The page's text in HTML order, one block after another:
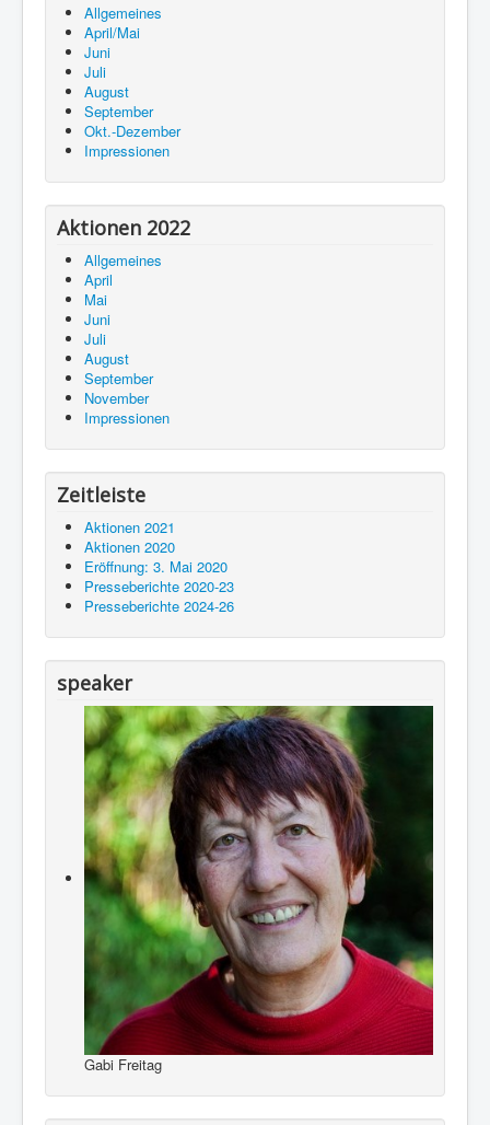
Allgemeines
April/Mai
Juni
Juli
August
September
Okt.-Dezember
Impressionen
Aktionen 2022
Allgemeines
April
Mai
Juni
Juli
August
September
November
Impressionen
Zeitleiste
Aktionen 2021
Aktionen 2020
Eröffnung: 3. Mai 2020
Presseberichte 2020-23
Presseberichte 2024-26
speaker
Gabi Freitag